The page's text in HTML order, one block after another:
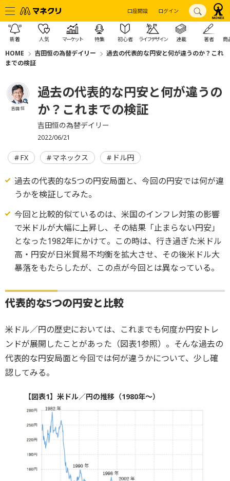
口座開設 ログイン
新着 人気 マーケット 特集 初心者 ライフデザイン 連載 著者 商
HOME 吉田恒の為替デイリー
過去の代表的な円安と何が違うのか？これ
までの検証
吉田 恒
過去の代表的な円安と何が違うの
か？これまでの検証
吉田恒の為替デイリー
2022/06/21
FX マネックス ドル円
過去の代表的な5つの円安局面と、今回の円安では何が違
うかを検証してみた。
今回と比較的似ているのは、米国のインフレ対策の影響
で米ドルが大幅に上昇し、その結果「止まらない円安」
となった1982年にかけて。この時は、行き過ぎた米ドル
高・円安が日米貿易不均衡を拡大させ、その後米ドル大
暴落をもたらしたが、この点が今回とは異なっている。
代表的な5つの円安と比較
米ドル／円の歴史においては、これまでも何度か円安トレ
ンドが展開したことがあった（図表1参照）。そんな過去の
代表的な円安局面と今回では何が違うかについて、少し確
認してみる。
【図表1】米ドル／円の推移（1980年～）